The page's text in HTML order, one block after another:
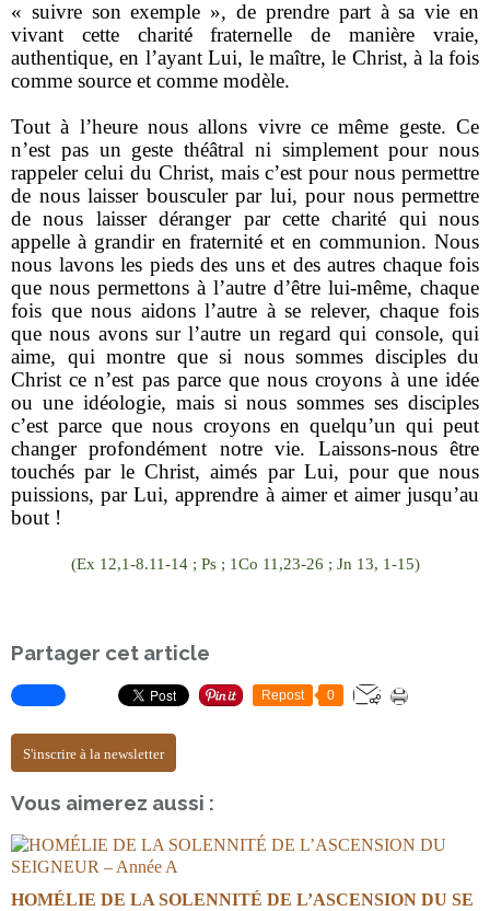
« suivre son exemple », de prendre part à sa vie en
vivant cette charité fraternelle de manière vraie,
authentique, en l’ayant Lui, le maître, le Christ, à la fois
comme source et comme modèle.
Tout à l’heure nous allons vivre ce même geste. Ce
n’est pas un geste théâtral ni simplement pour nous
rappeler celui du Christ, mais c’est pour nous permettre
de nous laisser bousculer par lui, pour nous permettre
de nous laisser déranger par cette charité qui nous
appelle à grandir en fraternité et en communion. Nous
nous lavons les pieds des uns et des autres chaque fois
que nous permettons à l’autre d’être lui-même, chaque
fois que nous aidons l’autre à se relever, chaque fois
que nous avons sur l’autre un regard qui console, qui
aime, qui montre que si nous sommes disciples du
Christ ce n’est pas parce que nous croyons à une idée
ou une idéologie, mais si nous sommes ses disciples
c’est parce que nous croyons en quelqu’un qui peut
changer profondément notre vie. Laissons-nous être
touchés par le Christ, aimés par Lui, pour que nous
puissions, par Lui, apprendre à aimer et aimer jusqu’au
bout !
(Ex 12,1-8.11-14 ; Ps ; 1Co 11,23-26 ; Jn 13, 1-15)
Partager cet article
Repost 0
S'inscrire à la newsletter
Vous aimerez aussi :
HOMÉLIE DE LA SOLENNITÉ DE L’ASCENSION DU SE